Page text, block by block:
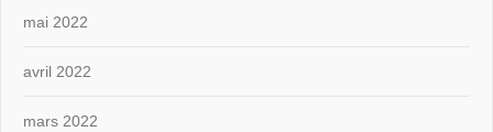
mai 2022
avril 2022
mars 2022